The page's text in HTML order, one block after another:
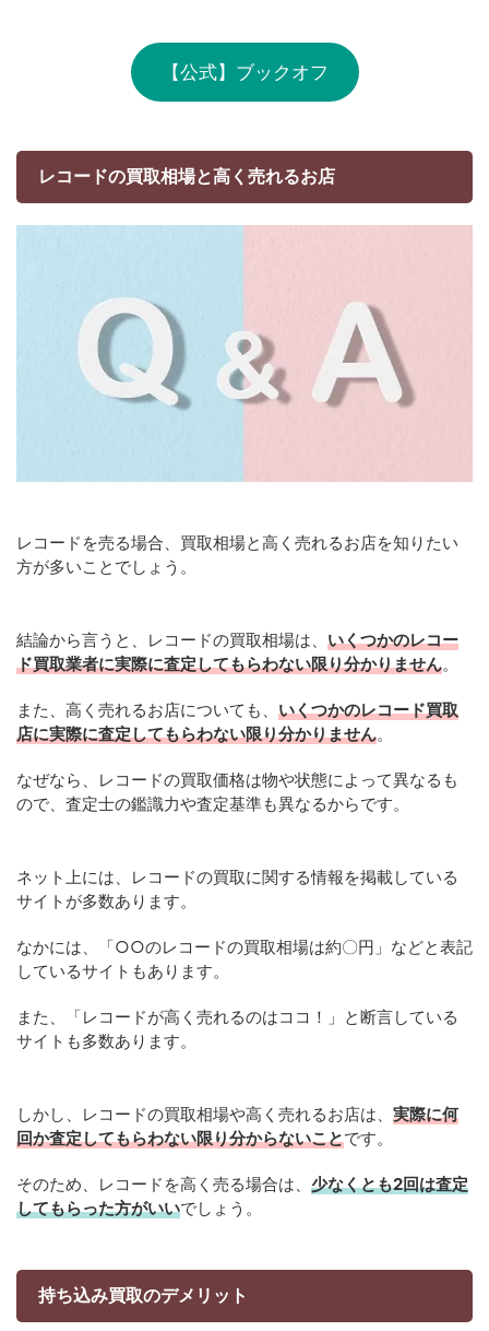
【公式】ブックオフ
レコードの買取相場と高く売れるお店
レコードを売る場合、買取相場と高く売れるお店を知りたい
方が多いことでしょう。
結論から言うと、レコードの買取相場は、 いくつかのレコー
ド買取業者に実際に査定してもらわない限り分かりません。
また、高く売れるお店についても、 いくつかのレコード買取
店に実際に査定してもらわない限り分かりません。
なぜなら、レコードの買取価格は物や状態によって異なるも
ので、査定士の鑑識力や査定基準も異なるからです。
ネット上には、レコードの買取に関する情報を掲載している
サイトが多数あります。
なかには、「○○のレコードの買取相場は約〇円」などと表記
しているサイトもあります。
また、「レコードが高く売れるのはココ！」と断言している
サイトも多数あります。
しかし、レコードの買取相場や高く売れるお店は、 実際に何
回か査定してもらわない限り分からないことです。
そのため、レコードを高く売る場合は、 少なくとも2回は査定
してもらった方がいいでしょう。
持ち込み買取のデメリット